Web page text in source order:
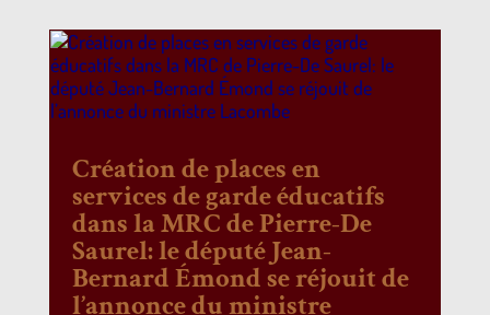
Création de places en
services de garde éducatifs
dans la MRC de Pierre-De
Saurel: le député Jean-
Bernard Émond se réjouit de
l’annonce du ministre